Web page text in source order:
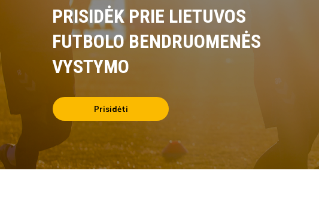
PRISIDĖK PRIE LIETUVOS
FUTBOLO BENDRUOMENĖS
VYSTYMO
Prisidėti